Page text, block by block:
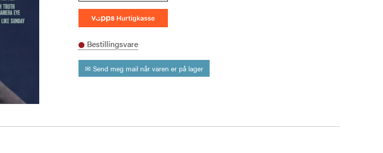
Bestillingsvare
✉ Send meg mail når varen er på lager